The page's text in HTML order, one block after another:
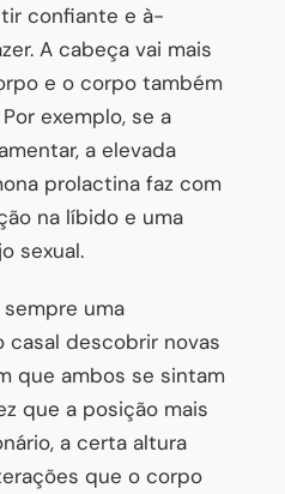
confiante e à-
A cabeça vai mais
e o corpo também
exemplo, se a
a elevada
prolactina faz com
na líbido e uma
sexual.
uma
descobrir novas
que ambos se sintam
que a posição mais
a certa altura
que o corpo